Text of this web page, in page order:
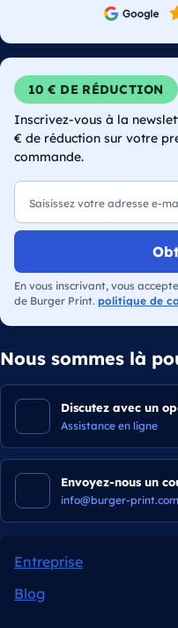
10 € DE RÉDUCTION
Inscrivez-vous à la
€ de réduction sur votre
commande.
E-mail
En vous inscrivant, vous
de Burger Print. politique de
Nous sommes là
Discutez avec un
Assistance en ligne
Envoyez-nous un
info@burger-print.com
Entreprise
Blog